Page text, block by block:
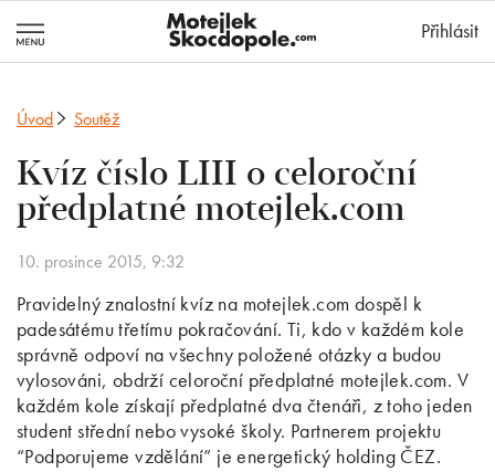
Přihlásit
Úvod Soutěž
Kvíz číslo LIII o celoroční
předplatné motejlek.com
10. prosince 2015, 9:32
Pravidelný znalostní kvíz na motejlek.com dospěl k
padesátému třetímu pokračování. Ti, kdo v každém kole
správně odpoví na všechny položené otázky a budou
vylosováni, obdrží celoroční předplatné motejlek.com. V
každém kole získají předplatné dva čtenáři, z toho jeden
student střední nebo vysoké školy. Partnerem projektu
“Podporujeme vzdělání” je energetický holding ČEZ.